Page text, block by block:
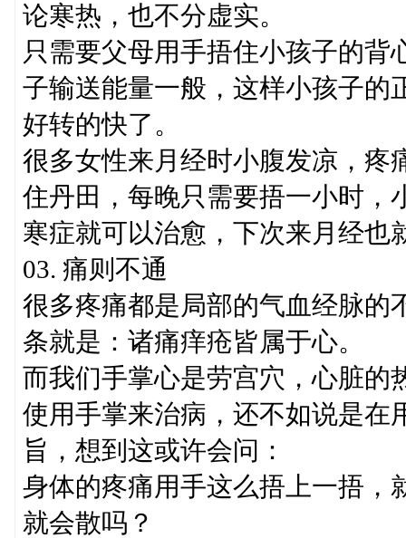
论寒热，也不分虚实。
只需要父母用手捂住小孩子的
子输送能量一般，这样小孩子的
好转的快了。
很多女性来月经时小腹发凉，疼
住丹田，每晚只需要捂一小时，
寒症就可以治愈，下次来月经
03. 痛则不通
很多疼痛都是局部的气血经脉的
条就是：诸痛痒疮皆属于心。
而我们手掌心是劳宫穴，心脏的
使用手掌来治病，还不如说是在
旨，想到这或许会问：
身体的疼痛用手这么捂上一捂，
就会散吗？